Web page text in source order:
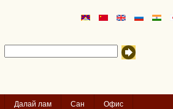
Далай лам Сан Офис